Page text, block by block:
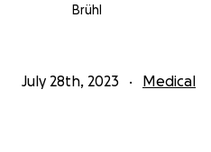
Druckkosten für eine
Brühl
July 28th, 2023 Medical